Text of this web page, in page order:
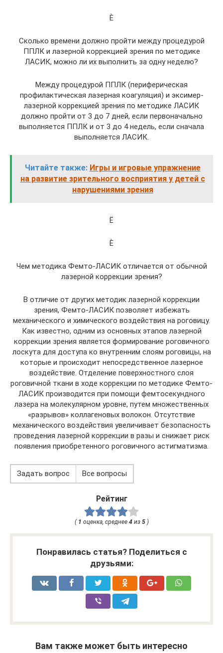
È
Сколько времени должно пройти между процедурой
ППЛК и лазерной коррекцией зрения по методике
ЛАСИК, можно ли их выполнить за одну неделю?
Между процедурой ППЛК (периферическая
профилактическая лазерная коагуляция) и эксимер-
лазерной коррекцией зрения по методике ЛАСИК
должно пройти от 3 до 7 дней, если первоначально
выполняется ППЛК и от 3 до 4 недель, если сначала
выполняется ЛАСИК.
Читайте также: Игры и игровые упражнение
на развитие зрительного восприятия у детей с
нарушениями зрения
Ë
È
Чем методика Фемто-ЛАСИК отличается от обычной
лазерной коррекции зрения?
В отличие от других методик лазерной коррекции
зрения, Фемто-ЛАСИК позволяет избежать
механического и химического воздействия на роговицу.
Как известно, одним из основных этапов лазерной
коррекции зрения является формирование роговичного
лоскута для доступа ко внутренним слоям роговицы, на
которые и происходит непосредственное лазерное
воздействие. Отделение поверхностного слоя
роговичной ткани в ходе коррекции по методике Фемто-
ЛАСИК производится при помощи фемтосекундного
лазера на молекулярном уровне, путем множественных
«разрывов» коллагеновых волокон. Отсутствие
механического воздействия увеличивает безопасность
проведения лазерной коррекции в разы и снижает риск
появления приобретенного роговичного астигматизма.
Задать вопрос Все вопросы
Рейтинг
( 1 оценка, среднее 4из 5)
Понравилась статья? Поделиться с
друзьями:
Вам также может быть интересно